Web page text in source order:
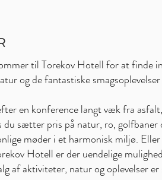
til Torekov Hotell for at finde
og de fantastiske
en konference langt væk fra
du sætter pris på natur, ro, golfbaner
møder i et harmonisk miljø. Eller
Hotell er der uendelige
af aktiviteter, natur og oplevelser